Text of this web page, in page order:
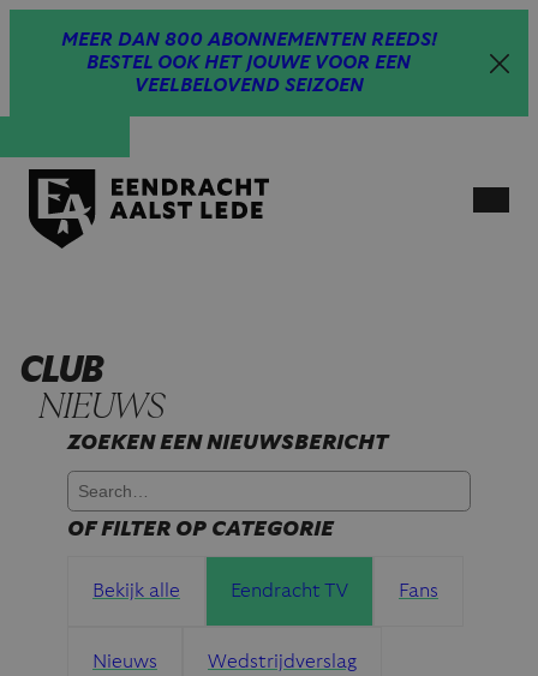
MEER DAN 800 ABONNEMENTEN REEDS!
BESTEL OOK HET JOUWE VOOR EEN
VEELBELOVEND SEIZOEN
menu
CLUB
NIEUWS
ZOEKEN EEN NIEUWSBERICHT
OF FILTER OP CATEGORIE
Bekijk alle Eendracht TV Fans
Nieuws Wedstrijdverslag